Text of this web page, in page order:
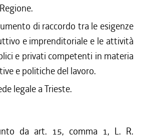
di raccordo tra le esigenze
e imprenditoriale e le attività
e privati competenti in materia
e politiche del lavoro.
legale a Trieste.
da art. 15, comma 1, L. R.